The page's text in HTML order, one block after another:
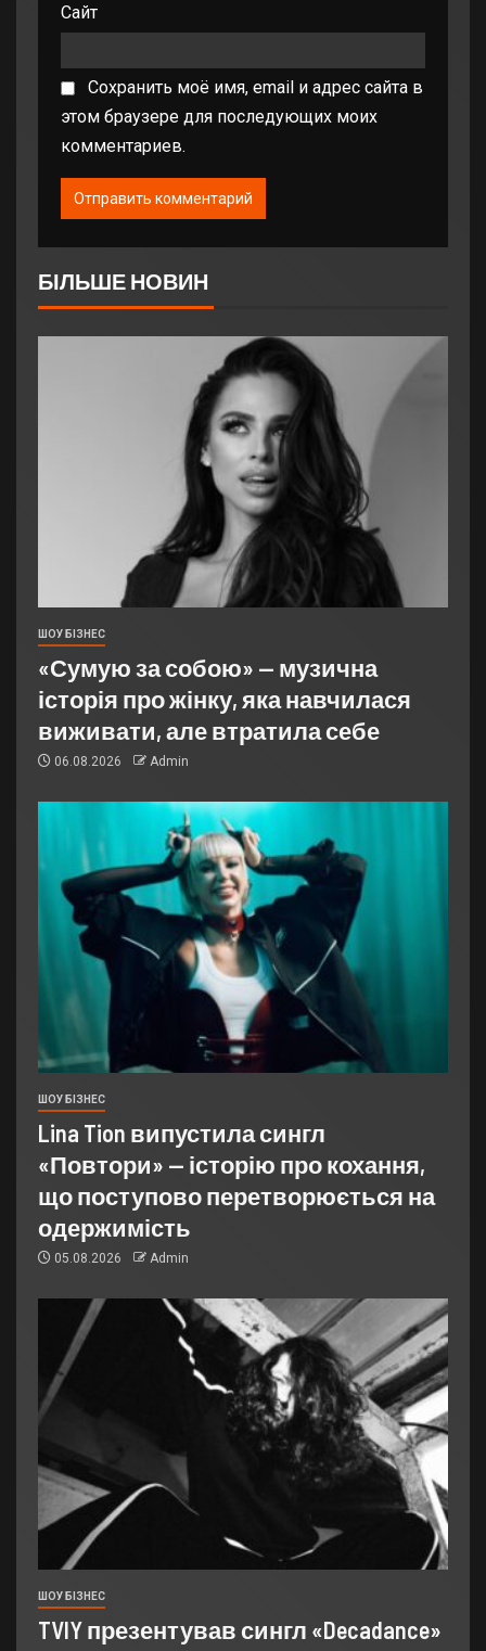
Сайт
Сохранить моё имя, email и адрес сайта в
этом браузере для последующих моих
комментариев.
БІЛЬШЕ НОВИН
ШОУ БІЗНЕС
«Сумую за собою» — музична
історія про жінку, яка навчилася
виживати, але втратила себе
06.08.2026 Admin
ШОУ БІЗНЕС
Lina Tion випустила сингл
«Повтори» — історію про кохання,
що поступово перетворюється на
одержимість
05.08.2026 Admin
ШОУ БІЗНЕС
TVIY презентував сингл «Decadance»